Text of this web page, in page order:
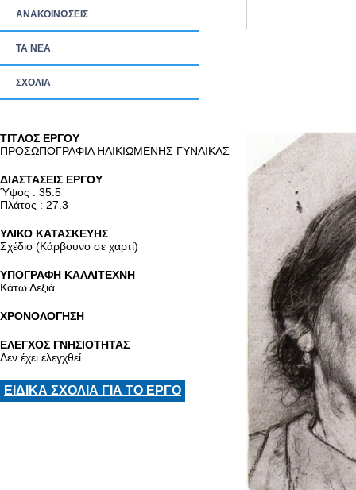
ΑΝΑΚΟΙΝΩΣΕΙΣ
ΤΑ ΝEΑ
ΣΧΟΛΙΑ
TITΛΟΣ ΕΡΓΟΥ
ΠΡΟΣΩΠΟΓΡΑΦΙΑ ΗΛΙΚΙΩΜΕΝΗΣ ΓΥΝΑΙΚΑΣ
ΔΙΑΣΤΑΣΕΙΣ ΕΡΓΟΥ
Ύψος : 35.5
Πλάτος : 27.3
ΥΛΙΚΟ ΚΑΤΑΣΚΕΥΗΣ
Σχέδιο (Κάρβουνο σε χαρτί)
ΥΠΟΓΡΑΦΗ ΚΑΛΛΙΤΕΧΝΗ
Κάτω Δεξιά
ΧΡΟΝΟΛΟΓΗΣΗ
ΕΛΕΓΧΟΣ ΓΝΗΣΙΟΤΗΤΑΣ
Δεν έχει ελεγχθεί
ΕΙΔΙΚΑ ΣΧΟΛΙΑ ΓΙΑ ΤΟ ΕΡΓΟ